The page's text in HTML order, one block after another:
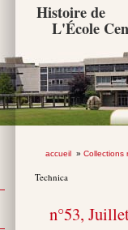
Histoire de
L'École
accueil» Collections
Technica
n°53,